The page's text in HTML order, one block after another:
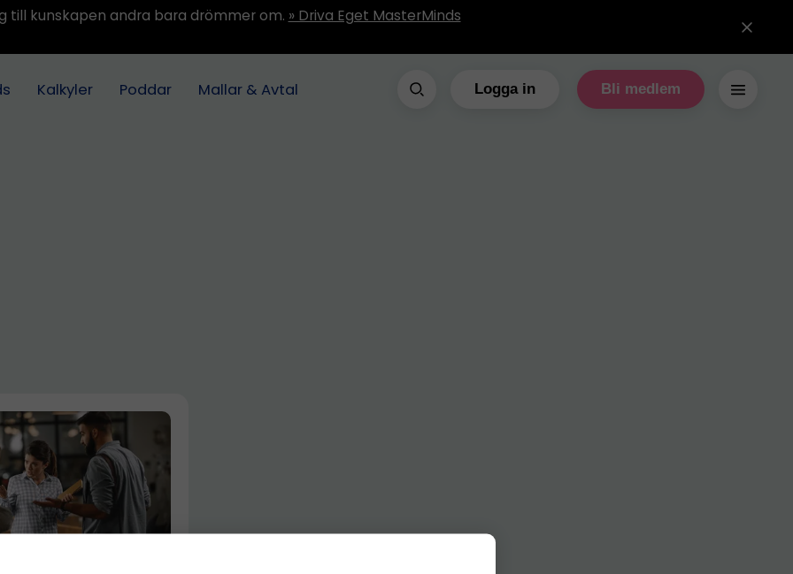
till kunskapen andra bara drömmer om. » Driva Eget MasterMinds
Kalkyler Poddar Mallar & Avtal Logga in Bli medlem